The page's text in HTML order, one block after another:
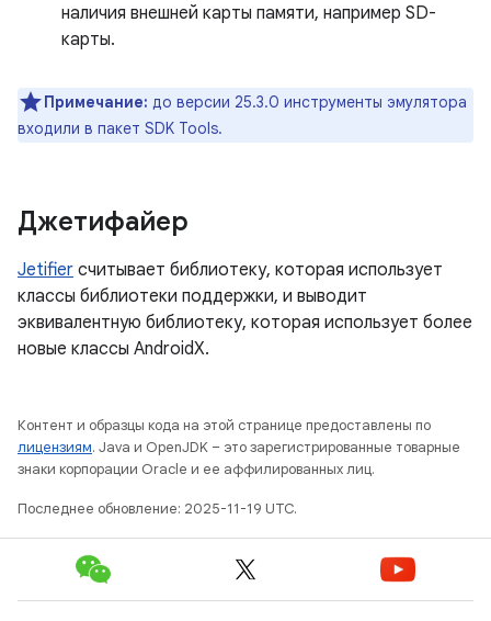
наличия внешней карты памяти, например SD-
карты.
Примечание: до версии 25.3.0 инструменты эмулятора
входили в пакет SDK Tools.
Джетифайер
Jetifier считывает библиотеку, которая использует
классы библиотеки поддержки, и выводит
эквивалентную библиотеку, которая использует более
новые классы AndroidX.
Контент и образцы кода на этой странице предоставлены по
лицензиям. Java и OpenJDK – это зарегистрированные товарные
знаки корпорации Oracle и ее аффилированных лиц.
Последнее обновление: 2025-11-19 UTC.